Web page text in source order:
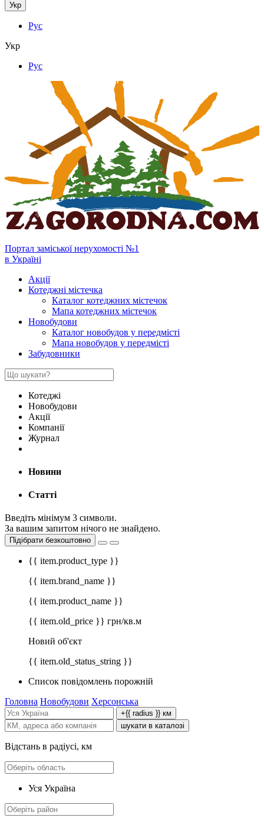
Укр
Рус
Укр
Рус
Портал заміської нерухомості №1
в Україні
Акції
Котеджні містечка
Каталог котеджних містечок
Мапа котеджних містечок
Новобудови
Каталог новобудов у передмісті
Мапа новобудов у передмісті
Забудовники
Котеджі
Новобудови
Акції
Компанії
Журнал
Новини
Статті
Введіть мінімум 3 символи.
За вашим запитом нічого не знайдено.
Підібрати безкоштовно
{{ item.product_type }}
{{ item.brand_name }}
{{ item.product_name }}
{{ item.old_price }} грн/кв.м
Новий об'єкт
{{ item.old_status_string }}
Список повідомлень порожній
Головна Новобудови Херсонська
+{{ radius }} км
шукати в каталозі
Відстань в радіусі, км
Уся Україна